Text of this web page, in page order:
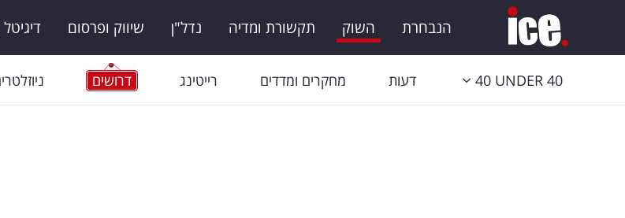
הנבחרת השוק תקשורת ומדיה נדל"ן שיווק ופרסום
40 UNDER 40 דעות מחקרים ומדדים רייטינג דרושים